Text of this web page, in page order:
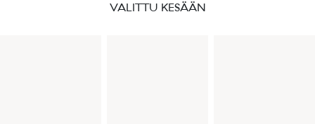
VALITTU KESÄÄN